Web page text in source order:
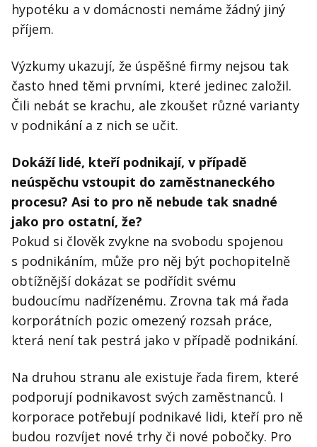
hypotéku a v domácnosti nemáme žádný jiný
příjem.
Výzkumy ukazují, že úspěšné firmy nejsou tak
často hned těmi prvními, které jedinec založil.
Čili nebát se krachu, ale zkoušet různé varianty
v podnikání a z nich se učit.
Dokáží lidé, kteří podnikají, v případě
neúspěchu vstoupit do zaměstnaneckého
procesu? Asi to pro ně nebude tak snadné
jako pro ostatní, že?
Pokud si člověk zvykne na svobodu spojenou
s podnikáním, může pro něj být pochopitelně
obtížnější dokázat se podřídit svému
budoucímu nadřízenému. Zrovna tak má řada
korporátních pozic omezený rozsah práce,
která není tak pestrá jako v případě podnikání.
Na druhou stranu ale existuje řada firem, které
podporují podnikavost svých zaměstnanců. I
korporace potřebují podnikavé lidi, kteří pro ně
budou rozvíjet nové trhy či nové pobočky. Pro